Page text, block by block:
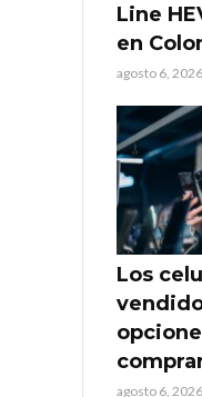
Line
en
agosto 6, 2026
Los
agosto 6, 2026